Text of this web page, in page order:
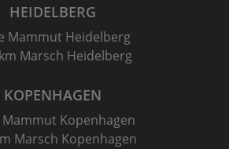
HEIDELBERG
Mammut Heidelberg
Marsch Heidelberg
KOPENHAGEN
Kopenhagen
Marsch Kopenhagen